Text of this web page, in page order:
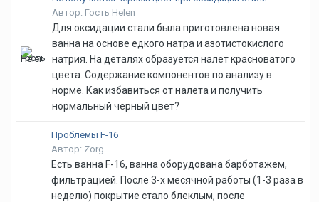
Автор: Гость Helen
Для оксидации стали была приготовлена новая
ванна на основе едкого натра и азотистокислого
натрия. На деталях образуется налет красноватого
цвета. Содержание компонентов по анализу в
норме. Как избавиться от налета и получить
нормальный черный цвет?
Проблемы F-16
Автор: Zorg
Есть ванна F-16, ванна оборудована барботажем,
фильтрацией. После 3-х месячной работы (1-3 раза в
неделю) покрытие стало блеклым, после